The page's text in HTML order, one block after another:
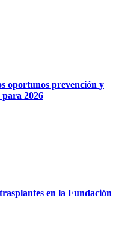
oportunos prevención y
2026
en la Fundación